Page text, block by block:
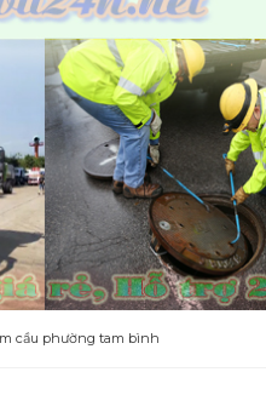
cầu phường tam bình